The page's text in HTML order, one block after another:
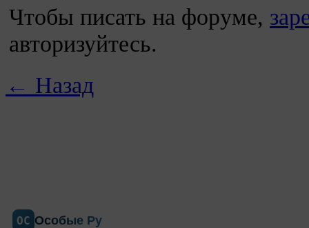
Чтобы писать на форуме,
авторизуйтесь.
← Назад
ОС Особые Ру